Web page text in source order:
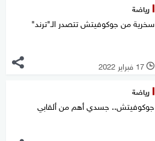
رياضة
سخرية من جوكوفيتش تتصدر الـ"ترند"
l 17 فبراير 2022
رياضة
جوكوفيتش.. جسدي أهم من ألقابي